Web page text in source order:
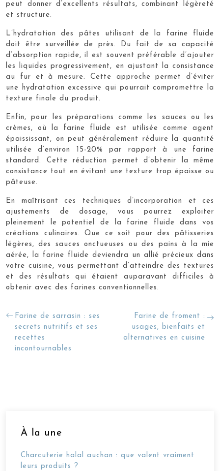
peut donner d’excellents résultats, combinant légèreté
et structure.
L’hydratation des pâtes utilisant de la farine fluide
doit être surveillée de près. Du fait de sa capacité
d’absorption rapide, il est souvent préférable d’ajouter
les liquides progressivement, en ajustant la consistance
au fur et à mesure. Cette approche permet d’éviter
une hydratation excessive qui pourrait compromettre la
texture finale du produit.
Enfin, pour les préparations comme les sauces ou les
crèmes, où la farine fluide est utilisée comme agent
épaississant, on peut généralement réduire la quantité
utilisée d’environ 15-20% par rapport à une farine
standard. Cette réduction permet d’obtenir la même
consistance tout en évitant une texture trop épaisse ou
pâteuse.
En maîtrisant ces techniques d’incorporation et ces
ajustements de dosage, vous pourrez exploiter
pleinement le potentiel de la farine fluide dans vos
créations culinaires. Que ce soit pour des pâtisseries
légères, des sauces onctueuses ou des pains à la mie
aérée, la farine fluide deviendra un allié précieux dans
votre cuisine, vous permettant d’atteindre des textures
et des résultats qui étaient auparavant difficiles à
obtenir avec des farines conventionnelles.
Farine de sarrasin : ses
secrets nutritifs et ses
recettes
incontournables
Farine de froment :
usages, bienfaits et
alternatives en cuisine
À la une
Charcuterie halal auchan : que valent vraiment
leurs produits ?